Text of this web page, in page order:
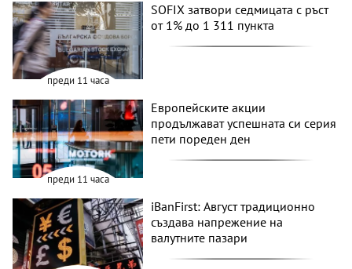
преди 11 часа
SOFIX затвори седмицата с ръст
от 1% до 1 311 пункта
преди 11 часа
Европейските акции
продължават успешната си серия
пети пореден ден
iBanFirst: Август традиционно
създава напрежение на
валутните пазари